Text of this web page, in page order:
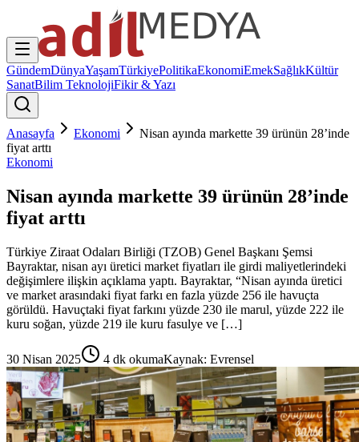
GündemDünyaYaşamTürkiyePolitikaEkonomiEmekSağlıkKültür
SanatBilim TeknolojiFikir & Yazı
Anasayfa Ekonomi
Nisan ayında markette 39 ürünün 28’inde
fiyat arttı
Ekonomi
Nisan ayında markette 39 ürünün 28’inde
fiyat arttı
Türkiye Ziraat Odaları Birliği (TZOB) Genel Başkanı Şemsi
Bayraktar, nisan ayı üretici market fiyatları ile girdi maliyetlerindeki
değişimlere ilişkin açıklama yaptı. Bayraktar, “Nisan ayında üretici
ve market arasındaki fiyat farkı en fazla yüzde 256 ile havuçta
görüldü. Havuçtaki fiyat farkını yüzde 230 ile marul, yüzde 222 ile
kuru soğan, yüzde 219 ile kuru fasulye ve […]
30 Nisan 2025 4 dk okumaKaynak: Evrensel